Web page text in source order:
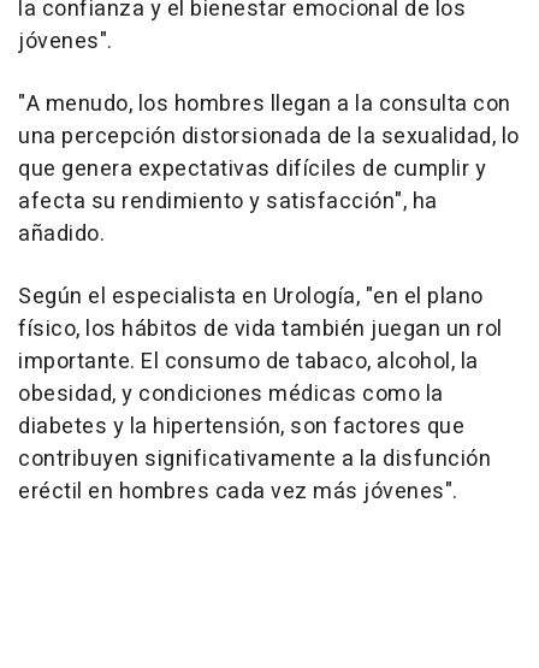
la confianza y el bienestar emocional de los
jóvenes".
"A menudo, los hombres llegan a la consulta con
una percepción distorsionada de la sexualidad, lo
que genera expectativas difíciles de cumplir y
afecta su rendimiento y satisfacción", ha
añadido.
Según el especialista en Urología, "en el plano
físico, los hábitos de vida también juegan un rol
importante. El consumo de tabaco, alcohol, la
obesidad, y condiciones médicas como la
diabetes y la hipertensión, son factores que
contribuyen significativamente a la disfunción
eréctil en hombres cada vez más jóvenes".